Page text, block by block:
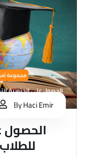
ByHaci Emir
الحصول